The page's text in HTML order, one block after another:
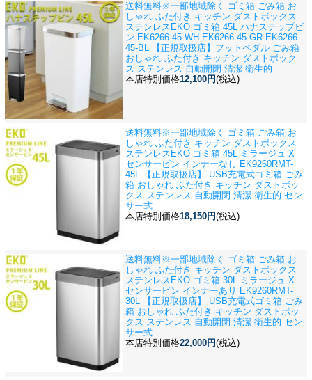
送料無料※一部地域除く ゴミ箱 ごみ箱 お
しゃれ ふた付き キッチン ダストボックス
ステンレス EKO ゴミ箱 45L ハナステップビ
ン EK6266-45-WH EK6266-45-GR EK6266-
45-BL 【正規取扱店】フットペダル ごみ箱
おしゃれ ふた付き キッチン ダストボック
ス ステンレス 自動開閉 清潔 衛生的
本店特別価格12,100円(税込)
送料無料※一部地域除く ゴミ箱 ごみ箱 お
しゃれ ふた付き キッチン ダストボックス
ステンレス EKO ゴミ箱 45L ミラージュ X
センサービン インナーなし EK9260RMT-
45L 【正規取扱店】 USB充電式ゴミ箱 ごみ
箱 おしゃれ ふた付き キッチン ダストボッ
クス ステンレス 自動開閉 清潔 衛生的 セン
サー式
本店特別価格18,150円(税込)
送料無料※一部地域除く ゴミ箱 ごみ箱 お
しゃれ ふた付き キッチン ダストボックス
ステンレス EKO ゴミ箱 30L ミラージュ X
センサービン インナーあり EK9260RMT-
30L 【正規取扱店】 USB充電式ゴミ箱 ごみ
箱 おしゃれ ふた付き キッチン ダストボッ
クス ステンレス 自動開閉 清潔 衛生的 セン
サー式
本店特別価格22,000円(税込)